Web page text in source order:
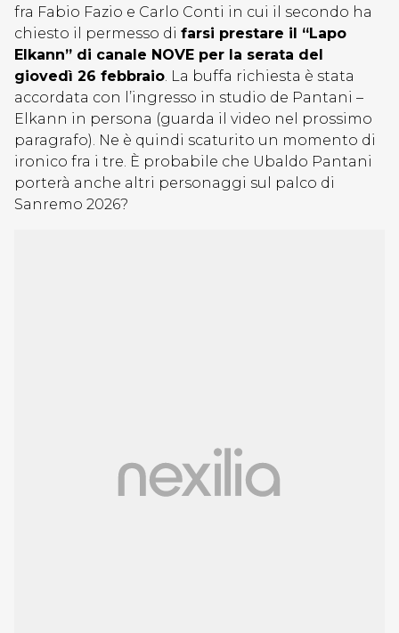
fra Fabio Fazio e Carlo Conti in cui il secondo ha
chiesto il permesso di farsi prestare il “Lapo
Elkann” di canale NOVE per la serata del
giovedì 26 febbraio. La buffa richiesta è stata
accordata con l’ingresso in studio de Pantani –
Elkann in persona (guarda il video nel prossimo
paragrafo). Ne è quindi scaturito un momento di
ironico fra i tre. È probabile che Ubaldo Pantani
porterà anche altri personaggi sul palco di
Sanremo 2026?